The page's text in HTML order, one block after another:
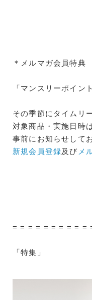
＊メルマガ会員特典
「マンスリーポイン
その季節にタイムリ
対象商品・実施日時
事前にお知らせして
新規会員登録及び メ
= = = = = = = = = =
「特集」